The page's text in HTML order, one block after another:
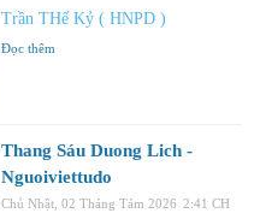
Trần THế Kỷ ( HNPD )
Đọc thêm
Thang Sáu Duong Lich -
Nguoiviettudo
Chủ Nhật, 02 Tháng Tám 2026 2:41 CH